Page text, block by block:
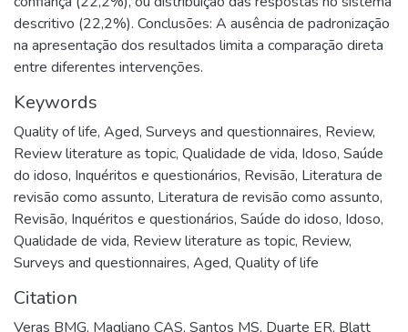
descritivo (22,2%). Conclusões: A ausência de padronização
na apresentação dos resultados limita a comparação direta
entre diferentes intervenções.
Keywords
Quality of life, Aged, Surveys and questionnaires, Review,
Review literature as topic, Qualidade de vida, Idoso, Saúde
do idoso, Inquéritos e questionários, Revisão, Literatura de
revisão como assunto, Literatura de revisão como assunto,
Revisão, Inquéritos e questionários, Saúde do idoso, Idoso,
Qualidade de vida, Review literature as topic, Review,
Surveys and questionnaires, Aged, Quality of life
Citation
Veras BMG, Magliano CAS, Santos MS, Duarte ER, Blatt